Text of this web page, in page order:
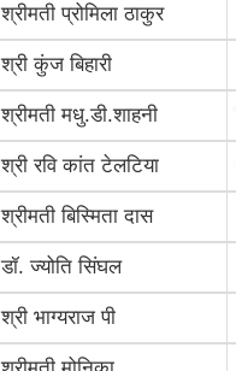
श्रीमती प्रोमिला ठाकुर
श्री कुंज बिहारी
श्रीमती मधु.डी.शाहनी
श्री रवि कांत टेलटिया
श्रीमती बिस्‍मिता दास
डॉ. ज्योति सिंघल
श्री भाग्‍यराज पी